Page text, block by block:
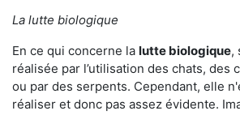
La lutte biologique
En ce qui concerne la lutte biologique,
réalisée par l’utilisation des chats, des
ou par des serpents. Cependant, elle
réaliser et donc pas assez évidente.